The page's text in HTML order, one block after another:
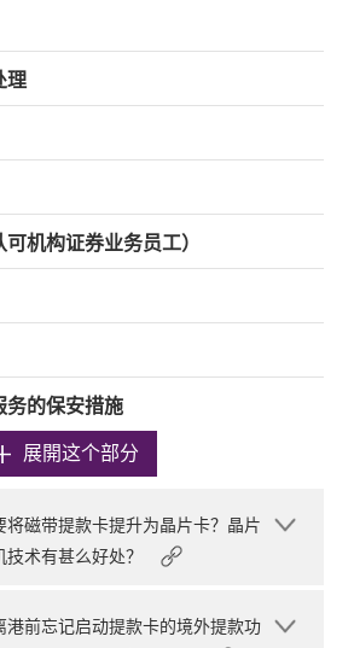
理
机构证券业务员工）
务的保安措施
展開这个部分
将磁带提款卡提升为晶片卡？晶片
技术有甚么好处？
港前忘记启动提款卡的境外提款功